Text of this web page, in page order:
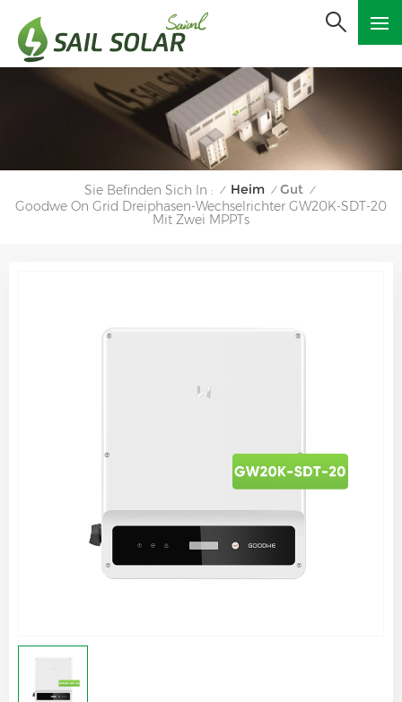
Sie Befinden Sich In : / Heim / Gut /
Goodwe On Grid Dreiphasen-Wechselrichter GW20K-SDT-20
Mit Zwei MPPTs